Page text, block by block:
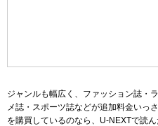
ジャンルも幅広く、ファッション誌・
メ誌・スポーツ誌などが追加料金いっ
を購買しているのなら、U-NEXTで読ん